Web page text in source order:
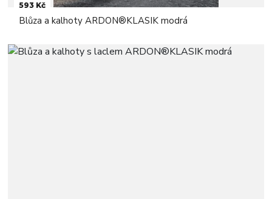
593 Kč
Blůza a kalhoty ARDON®KLASIK modrá